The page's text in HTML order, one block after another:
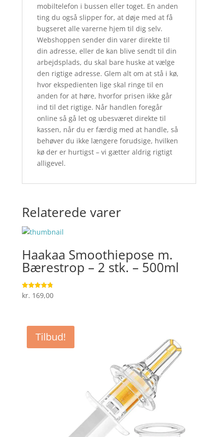
mobiltelefon i bussen eller toget. En anden
ting du også slipper for, at døje med at få
bugseret alle varerne hjem til dig selv.
Webshoppen sender din varer direkte til
din adresse, eller de kan blive sendt til din
arbejdsplads, du skal bare huske at vælge
den rigtige adresse. Glem alt om at stå i kø,
hvor ekspedienten lige skal ringe til en
anden for at høre, hvorfor prisen ikke går
ind til det rigtige. Når handlen foregår
online så gå let og ubesværet direkte til
kassen, når du er færdig med at handle, så
behøver du ikke længere forudsige, hvilken
kø der er hurtigst – vi gætter aldrig rigtigt
alligevel.
Relaterede varer
Haakaa Smoothiepose m.
Bærestrop – 2 stk. – 500ml
Vurderet
4.8
kr. 169,00
Tilbud!